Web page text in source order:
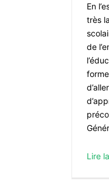
En
très
de
Lire